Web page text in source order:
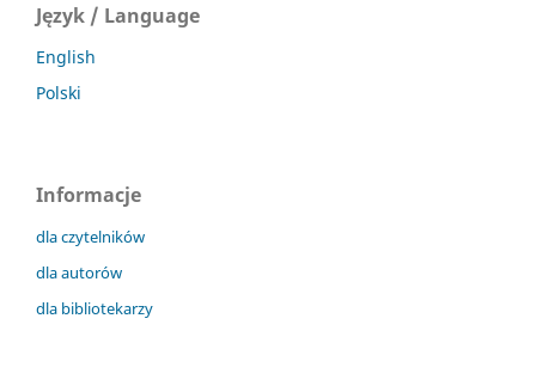
Język / Language
English
Polski
Informacje
dla czytelników
dla autorów
dla bibliotekarzy